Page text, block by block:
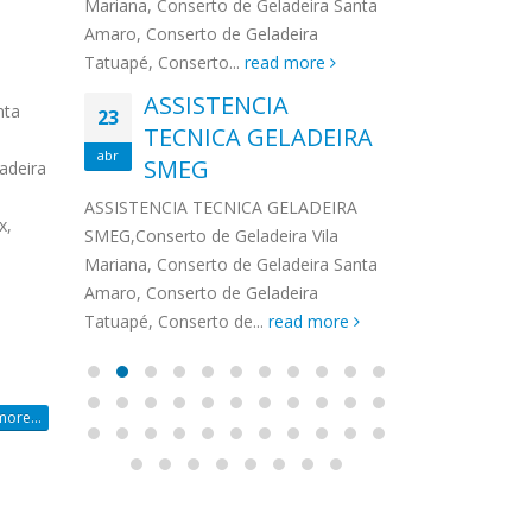
Mariana, Conserto de Geladeira Santa
Amaro, Conserto de Geladeira
Tatuapé, Conserto... read more
23
abr
ASSISTENCIA
TECNICA GELADEIRA
SMEG
ASSISTENCIA TECNICA GELADEIRA
SMEG,Conserto de Geladeira Vila
Mariana, Conserto de Geladeira Santa
Amaro, Conserto de Geladeira
Tatuapé, Conserto de... read more
CONSUL
de Geladeira Vila
de Geladeira
de
Conserto de...
MOEMA
CONSERTO DE GELADEIRA DAKO
Mariana, Conserto de Geladeira
Santa Amaro, Conserto de
Geladeira Tatuapé, Conserto...